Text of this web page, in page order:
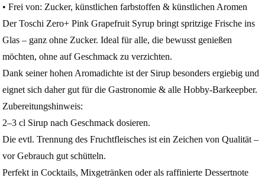
• Frei von: Zucker, künstlichen farbstoffen & künstlichen Aromen
Der Toschi Zero+ Pink Grapefruit Syrup bringt spritzige Frische ins
Glas – ganz ohne Zucker. Ideal für alle, die bewusst genießen
möchten, ohne auf Geschmack zu verzichten.
Dank seiner hohen Aromadichte ist der Sirup besonders ergiebig und
eignet sich daher gut für die Gastronomie & alle Hobby-Barkeepber.
Zubereitungshinweis:
2–3 cl Sirup nach Geschmack dosieren.
Die evtl. Trennung des Fruchtfleisches ist ein Zeichen von Qualität –
vor Gebrauch gut schütteln.
Perfekt in Cocktails, Mixgetränken oder als raffinierte Dessertnote